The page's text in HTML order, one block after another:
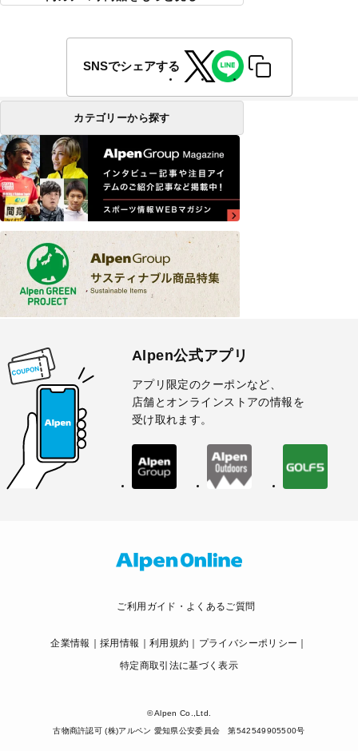
SNSでシェアする
カテゴリーから探す
Alpen公式アプリ
アプリ限定のクーポンなど、
店舗とオンラインストアの情報を
受け取れます。
ご利用ガイド・よくあるご質問
企業情報 採用情報 利用規約
プライバシーポリシー
特定商取引法に基づく表示
© Alpen Co.,Ltd.
古物商許認可 (株)アルペン 愛知県公安委員会 第542549905500号